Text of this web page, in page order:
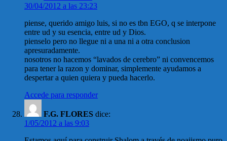
30/04/2012 a las 23:23
piense, querido amigo luis, si no es tbn EGO, q se interpone
entre ud y su esencia, entre ud y Dios.
pienselo pero no llegue ni a una ni a otra conclusion
apresuradamente.
nosotros no hacemos “lavados de cerebro” ni convencemos
para tener la razon y dominar, simplemente ayudamos a
despertar a quien quiera y pueda hacerlo.
Accede para responder
F.G. FLORES dice:
1/05/2012 a las 9:03